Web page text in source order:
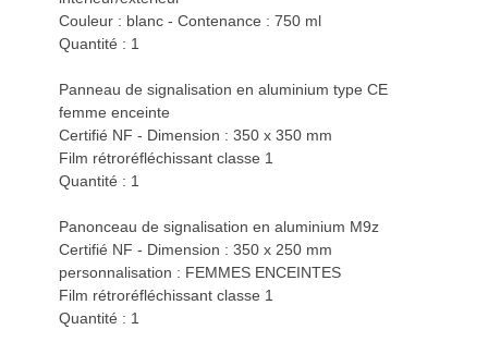
Couleur : blanc - Contenance : 750 ml
Quantité : 1
Panneau de signalisation en aluminium type CE
femme enceinte
Certifié NF - Dimension : 350 x 350 mm
Film rétroréfléchissant classe 1
Quantité : 1
Panonceau de signalisation en aluminium M9z
Certifié NF - Dimension : 350 x 250 mm
personnalisation : FEMMES ENCEINTES
Film rétroréfléchissant classe 1
Quantité : 1